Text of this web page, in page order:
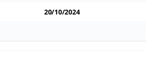
20/10/2024